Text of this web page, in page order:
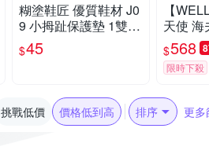
糊塗鞋匠 優質鞋材 J0
9 小拇趾保護墊 1雙
拇趾分隔墊 拇趾固定
套 拇趾分離墊
$45
【
天使 海
能腳掌
$568
限時下殺
挑戰低價 價格低到高 排序 更多